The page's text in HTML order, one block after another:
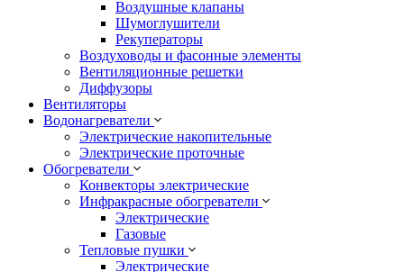
Воздушные клапаны
Шумоглушители
Рекуператоры
Воздуховоды и фасонные элементы
Вентиляционные решетки
Диффузоры
Вентиляторы
Водонагреватели
Электрические накопительные
Электрические проточные
Обогреватели
Конвекторы электрические
Инфракрасные обогреватели
Электрические
Газовые
Тепловые пушки
Электрические